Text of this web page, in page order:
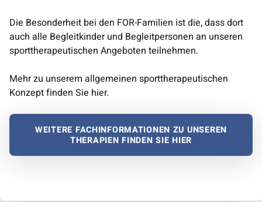
Die Besonderheit bei den FOR-Familien ist die, dass dort
auch alle Begleitkinder und Begleitpersonen an unseren
sporttherapeutischen Angeboten teilnehmen.
Mehr zu unserem allgemeinen sporttherapeutischen
Konzept finden Sie hier.
WEITERE FACHINFORMATIONEN ZU UNSEREN
THERAPIEN FINDEN SIE HIER